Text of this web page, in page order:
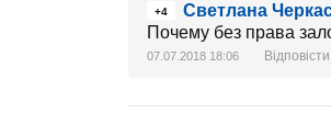
+4
Светлана
Почему без права
07.07.2018 18:06 Відповісти